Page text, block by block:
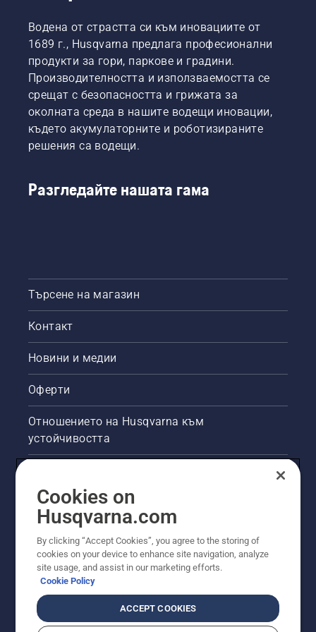
Водена от страстта си към иновациите от
1689 г., Husqvarna предлага професионални
продукти за гори, паркове и градини.
Производителността и използваемостта се
срещат с безопасността и грижата за
околната среда в нашите водещи иновации,
където акумулаторните и роботизираните
решения са водещи.
Разгледайте нашата гама
Търсене на магазин
Контакт
Новини и медии
Оферти
Отношението на Husqvarna към
устойчивостта
Други сайтове на Husqvarna
Cookies on
Husqvarna.com
By clicking “Accept Cookies”, you agree to the storing of
cookies on your device to enhance site navigation, analyze
site usage, and assist in our marketing efforts.
Cookie Policy
ACCEPT COOKIES